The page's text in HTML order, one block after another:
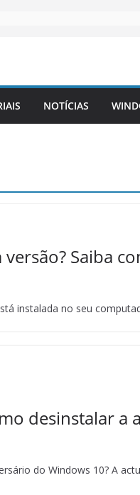
NOTÍCIAS
Saiba
instalada no seu
desinstalar a
do Windows 10? A